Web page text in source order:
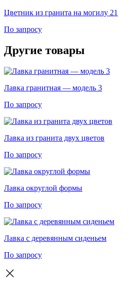
Цветник из гранита на могилу 21
По запросу
Другие товары
Лавка гранитная — модель 3
По запросу
Лавка из гранита двух цветов
По запросу
Лавка округлой формы
По запросу
Лавка с деревянным сиденьем
По запросу